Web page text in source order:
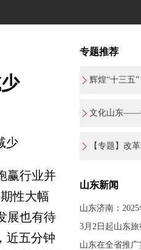
少
赢行业并
性大幅
展也有待
近五分钟
专题推荐
辉煌“十三五
文化山东——
【专题】改
山东新闻
山东济南：
3月2日起山东
山东在全省推